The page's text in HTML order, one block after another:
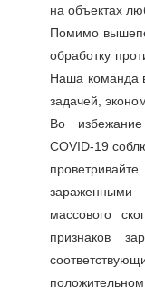
на объектах
Помимо
обработку
Наша команда
задачей,
Во
COVID-19
массового
признаков